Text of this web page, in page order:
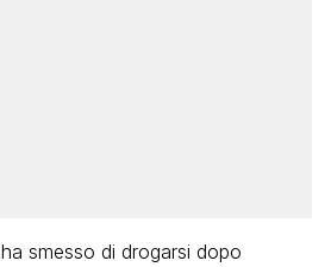
ha smesso di drogarsi dopo